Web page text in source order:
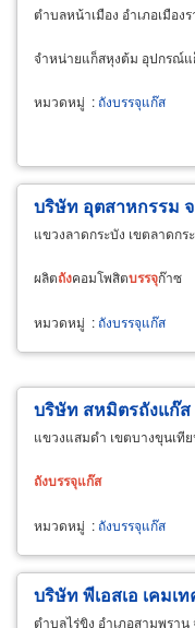
ตำบลหน้าเมือง อำเภอเมือง
จำหน่ายแก็สหุงต้ม อุปกรณ์แ
หมวดหมู่ : ถังบรรจุแก๊ส
บริษัท อุตสาหกรรม
แขวงลาดกระบัง เขตลาดกร
ผลิตถังคอมโพสิตบรรจุก๊าซ
หมวดหมู่ : ถังบรรจุแก๊ส
บริษัท สหมิตรถังแก๊
แขวงแสมดำ เขตบางขุนเที
ถังบรรจุแก๊ส
หมวดหมู่ : ถังบรรจุแก๊ส
บริษัท พีเอสเอ เคมเ
ตำบลไร่ขิง อำเภอสามพรา